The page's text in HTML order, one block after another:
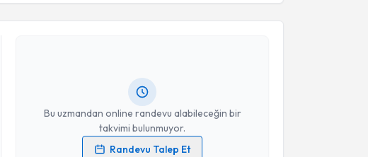
Bu uzmandan online randevu alabileceğin bir
takvimi bulunmuyor.
Randevu Talep Et
Dyt. Büşra Fidan